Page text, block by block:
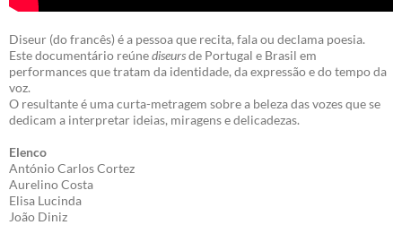
Diseur (do francês) é a pessoa que recita, fala ou declama poesia.
Este documentário reúnediseursde Portugal e Brasil em
performances que tratam da identidade, da expressão e do tempo da
voz.
O resultante é uma curta-metragem sobre a beleza das vozes que se
dedicam a interpretar ideias, miragens e delicadezas.
Elenco
António Carlos Cortez
Aurelino Costa
Elisa Lucinda
João Diniz